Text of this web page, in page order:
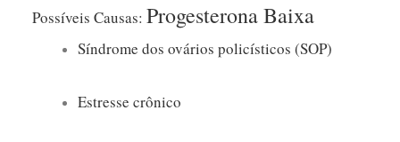
Possíveis Causas:Progesterona Baixa
Síndrome dos ovários policísticos (SOP)
Estresse crônico